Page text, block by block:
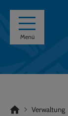
Menü
Verwaltung